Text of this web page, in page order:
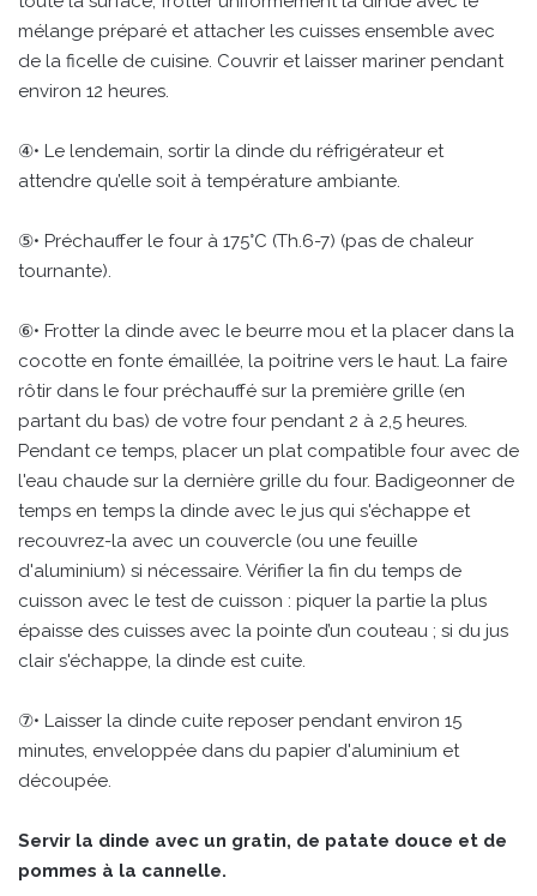
mélange préparé et attacher les cuisses ensemble avec
de la ficelle de cuisine. Couvrir et laisser mariner pendant
environ 12 heures.
④• Le lendemain, sortir la dinde du réfrigérateur et
attendre qu’elle soit à température ambiante.
⑤• Préchauffer le four à 175°C (Th.6-7) (pas de chaleur
tournante).
⑥• Frotter la dinde avec le beurre mou et la placer dans la
cocotte en fonte émaillée, la poitrine vers le haut. La faire
rôtir dans le four préchauffé sur la première grille (en
partant du bas) de votre four pendant 2 à 2,5 heures.
Pendant ce temps, placer un plat compatible four avec de
l'eau chaude sur la dernière grille du four. Badigeonner de
temps en temps la dinde avec le jus qui s'échappe et
recouvrez-la avec un couvercle (ou une feuille
d'aluminium) si nécessaire. Vérifier la fin du temps de
cuisson avec le test de cuisson : piquer la partie la plus
épaisse des cuisses avec la pointe d’un couteau ; si du jus
clair s'échappe, la dinde est cuite.
⑦• Laisser la dinde cuite reposer pendant environ 15
minutes, enveloppée dans du papier d'aluminium et
découpée.
Servir la dinde avec un gratin, de patate douce et de
pommes à la cannelle.